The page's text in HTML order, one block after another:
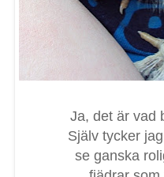
Ja, det är vad
Själv tycker
se ganska